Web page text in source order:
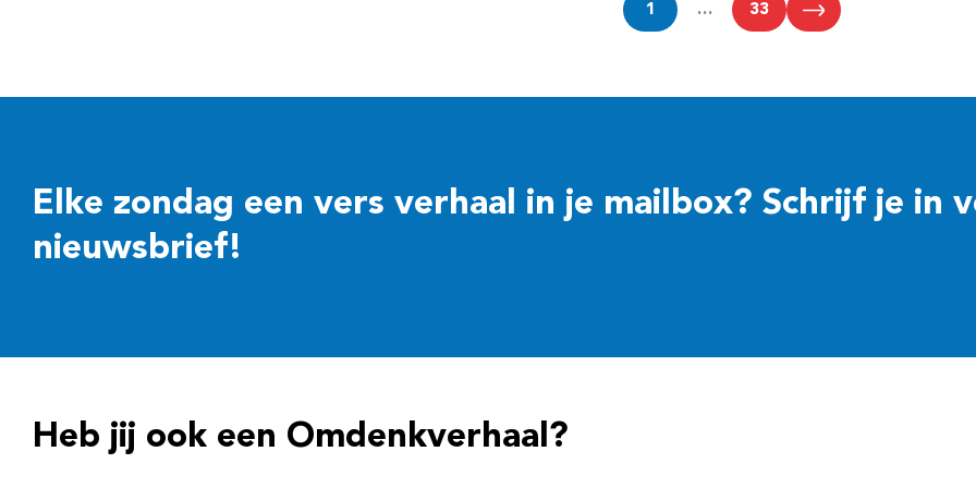
1 … 33
Elke zondag een vers verhaal in je mailbox? Schrijf je in
nieuwsbrief!
Heb jij ook een Omdenkverhaal?